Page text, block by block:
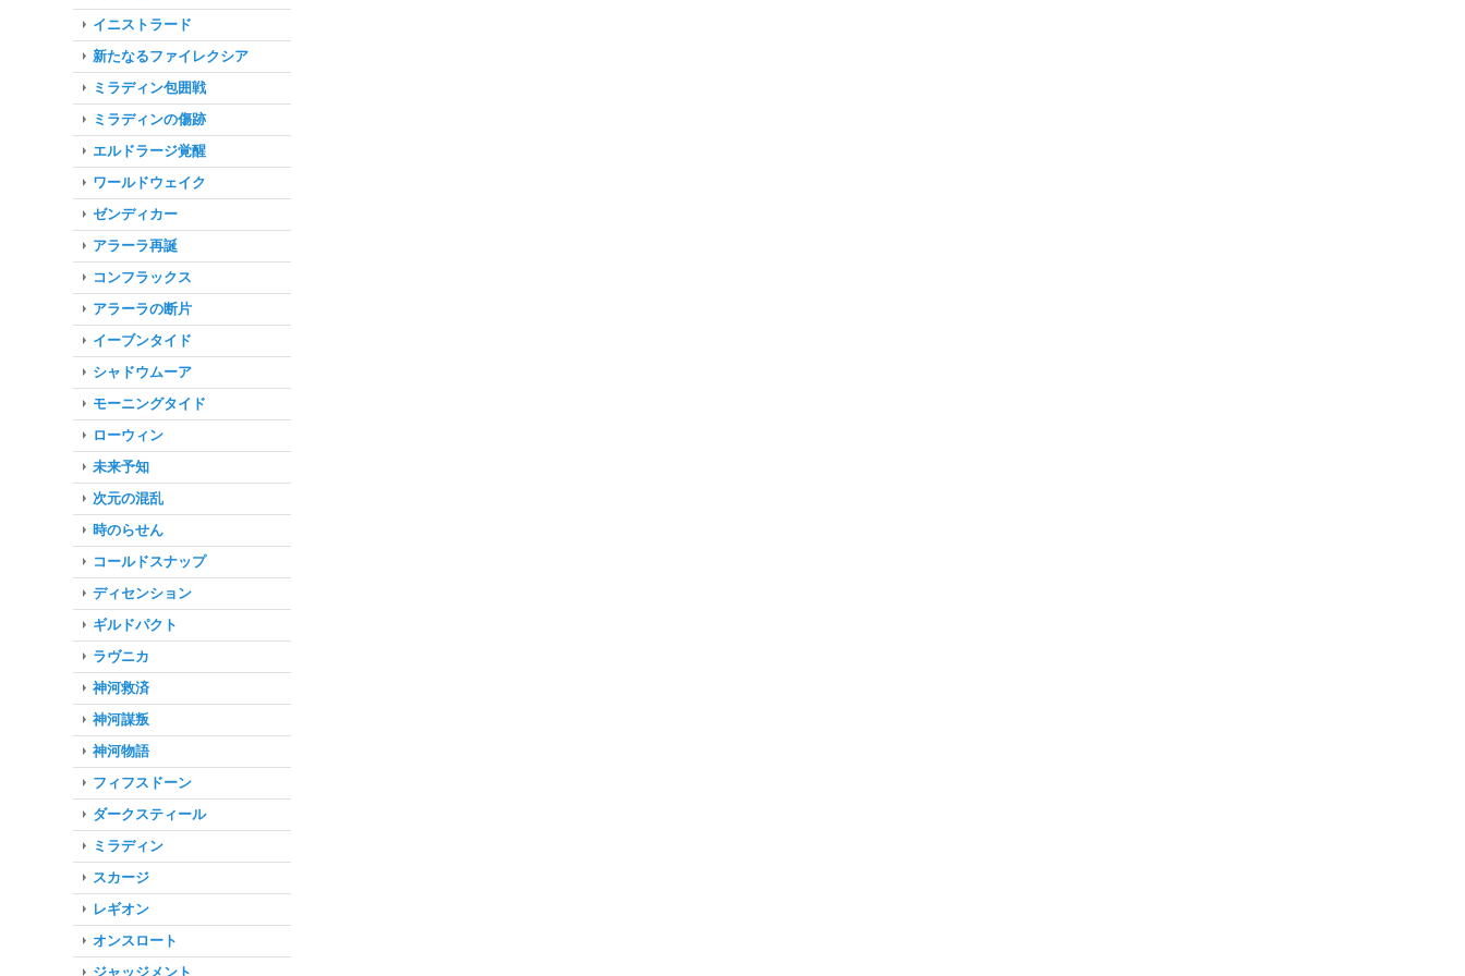
イニストラード
新たなるファイレクシア
ミラディン包囲戦
ミラディンの傷跡
エルドラージ覚醒
ワールドウェイク
ゼンディカー
アラーラ再誕
コンフラックス
アラーラの断片
イーブンタイド
シャドウムーア
モーニングタイド
ローウィン
未来予知
次元の混乱
時のらせん
コールドスナップ
ディセンション
ギルドパクト
ラヴニカ
神河救済
神河謀叛
神河物語
フィフスドーン
ダークスティール
ミラディン
スカージ
レギオン
オンスロート
ジャッジメント